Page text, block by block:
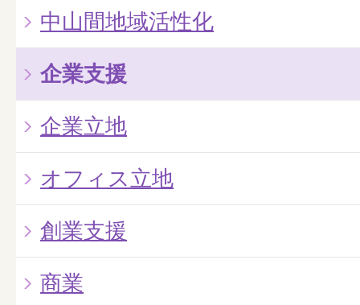
中山間地域活性化
企業支援
企業立地
オフィス立地
創業支援
商業